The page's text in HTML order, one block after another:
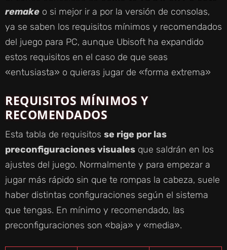
remake o si mejor ir a por la versión de consolas,
ya se saben los requisitos mínimos y recomendados
del juego para PC, aunque Ubisoft ha expandido
estos requisitos en el caso de que seas
«entusiasta» o quieras jugar de «forma extrema»
REQUISITOS MÍNIMOS Y
RECOMENDADOS
Esta tabla de requisitos se rige por las
preconfiguraciones visuales que saldrán en los
ajustes del juego. Normalmente y para empezar a
jugar más rápido sin que te rompas la cabeza, suele
haber distintas configuraciones según el sistema
que tengas. En mínimo y recomendado, las
preconfiguraciones son «baja» y «media».